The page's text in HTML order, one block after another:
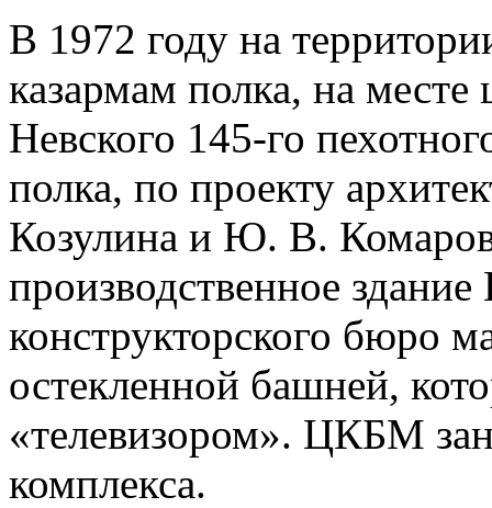
В 1972 году на
казармам полка, на месте
Невского 145-го
полка, по проекту
Козулина и Ю. В.
производственное
конструкторского бюро
остекленной башней,
«телевизором». ЦКБМ
комплекса.